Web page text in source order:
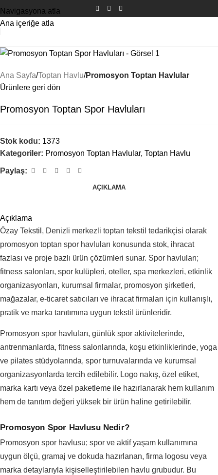
Navigasyona atla
Ana içeriğe atla
Ana Sayfa Toptan Havlu Promosyon Toptan Havlular
Ürünlere geri dön
Promosyon Toptan Spor Havluları
Stok kodu: 1373
Kategoriler: Promosyon Toptan Havlular, Toptan Havlu
Paylaş:
AÇIKLAMA
Açıklama
Özay Tekstil, Denizli merkezli toptan tekstil tedarikçisi olarak
promosyon toptan spor havluları konusunda stok, ihracat
fazlası ve proje bazlı ürün çözümleri sunar. Spor havluları;
fitness salonları, spor kulüpleri, oteller, spa merkezleri, etkinlik
organizasyonları, kurumsal firmalar, promosyon şirketleri,
mağazalar, e-ticaret satıcıları ve ihracat firmaları için kullanışlı,
pratik ve marka tanıtımına uygun tekstil ürünleridir.
Promosyon spor havluları, günlük spor aktivitelerinde,
antrenmanlarda, fitness salonlarında, koşu etkinliklerinde, yoga
ve pilates stüdyolarında, spor turnuvalarında ve kurumsal
organizasyonlarda tercih edilebilir. Logo nakış, özel etiket,
marka kartı veya özel paketleme ile hazırlanarak hem kullanım
hem de tanıtım değeri yüksek bir ürün haline getirilebilir.
Promosyon Spor Havlusu Nedir?
Promosyon spor havlusu; spor ve aktif yaşam kullanımına
uygun ölçü, gramaj ve dokuda hazırlanan, firma logosu veya
marka detaylarıyla kişiselleştirilebilen havlu grubudur. Bu